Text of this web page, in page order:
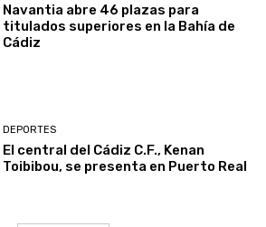
Navantia abre 46 plazas para
titulados superiores en la Bahía de
Cádiz
DEPORTES
El central del Cádiz C.F., Kenan
Toibibou, se presenta en Puerto Real